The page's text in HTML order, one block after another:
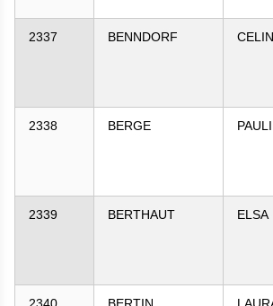
2337 BENNDORF
2338 BERGE
2339 BERTHAUT ELSA